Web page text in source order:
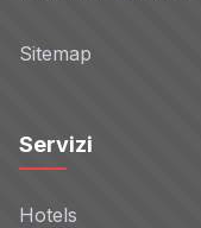
Sitemap
Servizi
Hotels